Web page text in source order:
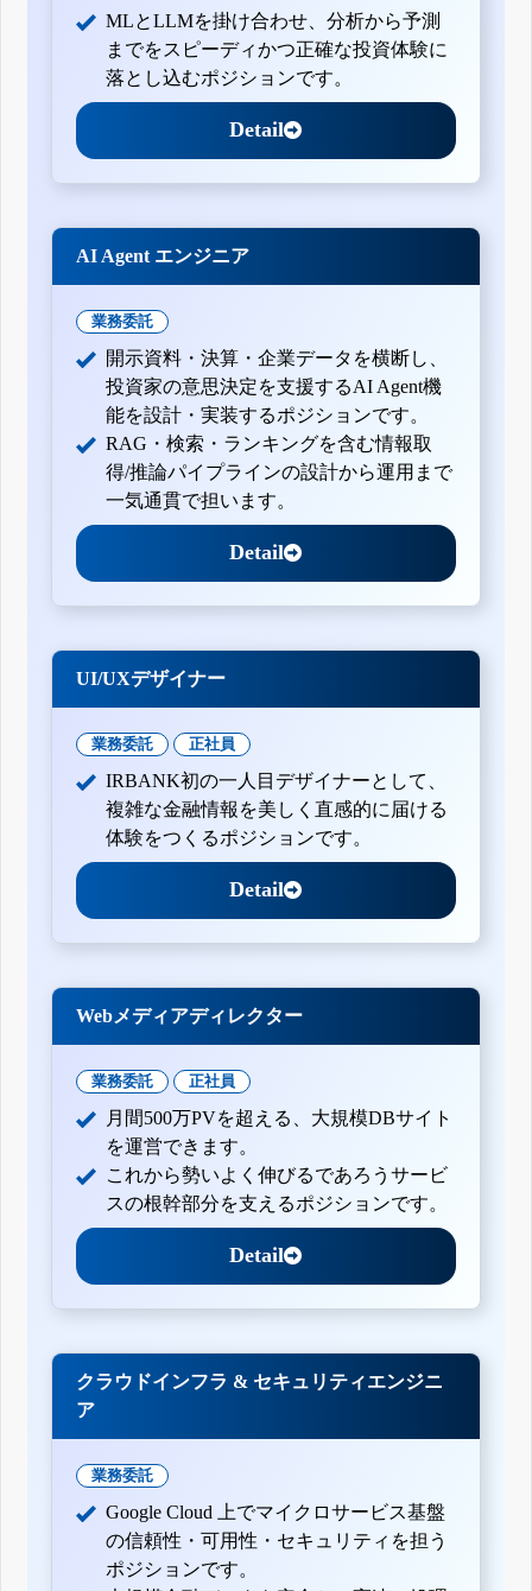
MLとLLMを掛け合わせ、分析から予測
までをスピーディかつ正確な投資体験に
落とし込むポジションです。
Detail
AI Agent エンジニア
業務委託
開示資料・決算・企業データを横断し、
投資家の意思決定を支援するAI Agent機
能を設計・実装するポジションです。
RAG・検索・ランキングを含む情報取
得/推論パイプラインの設計から運用まで
一気通貫で担います。
Detail
UI/UXデザイナー
業務委託 正社員
IRBANK初の一人目デザイナーとして、
複雑な金融情報を美しく直感的に届ける
体験をつくるポジションです。
Detail
Webメディアディレクター
業務委託 正社員
月間500万PVを超える、大規模DBサイト
を運営できます。
これから勢いよく伸びるであろうサービ
スの根幹部分を支えるポジションです。
Detail
クラウドインフラ & セキュリティエンジニ
ア
業務委託
Google Cloud 上でマイクロサービス基盤
の信頼性・可用性・セキュリティを担う
ポジションです。